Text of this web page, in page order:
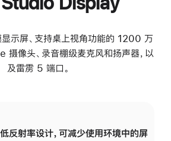
示屏、支持桌上视角功能的 1200 万
像头、录音棚级麦克风和扬声器，以
及雷雳 5 端口。
反射率设计，可减少使用环境中的屏